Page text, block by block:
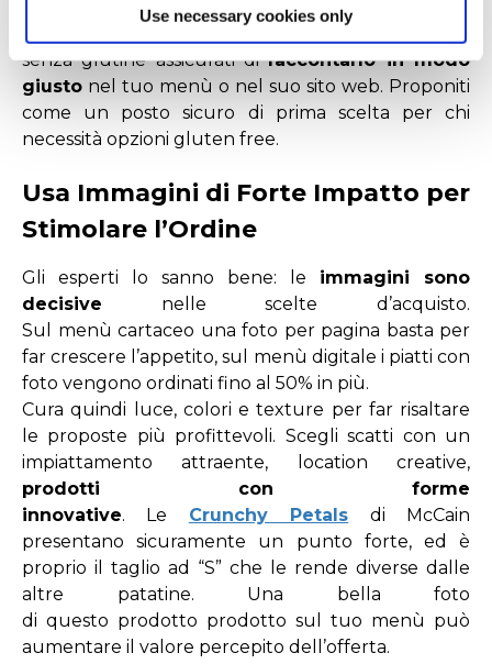
Use necessary cookies only
far percepire il
valore superiore
del prodotto.
senza glutine assicurati diraccontarlo in modo
giusto nel tuo menù o nel suo sito web. Proponiti
come un posto sicuro di
prima scelta per chi
necessità opzioni gluten free.
Usa Immagini di Forte Impatto per
Stimolare l’Ordine
Gli esperti lo sanno bene: le
immagini sono
decisive nelle scelte d’acquisto.
Sul menù cartaceo una foto per pagina basta per
far crescere l’appetito, sul menù digitale i piatti con
foto vengono ordinati fino al 50% in più.
Cura quindi luce, colori e texture per far risaltare
le proposte più profittevoli. Scegli scatti con un
impiattamento attraente,
location creative,
prodotti con forme
innovative. Le Crunchy Petals di McCain
presentano sicuramente un punto forte, ed è
proprio il taglio ad “S” che le rende diverse dalle
altre patatine. Una bella foto
di questo prodotto prodotto sul tuo menù può
aumentare il valore percepito dell’offerta.